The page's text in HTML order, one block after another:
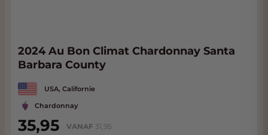
2024 Au Bon Climat Chardonnay Santa
Barbara County
USA, Californie
Chardonnay
35,95 VANAF 31,95